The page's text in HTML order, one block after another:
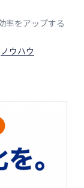
率をアップする
ノウハウ